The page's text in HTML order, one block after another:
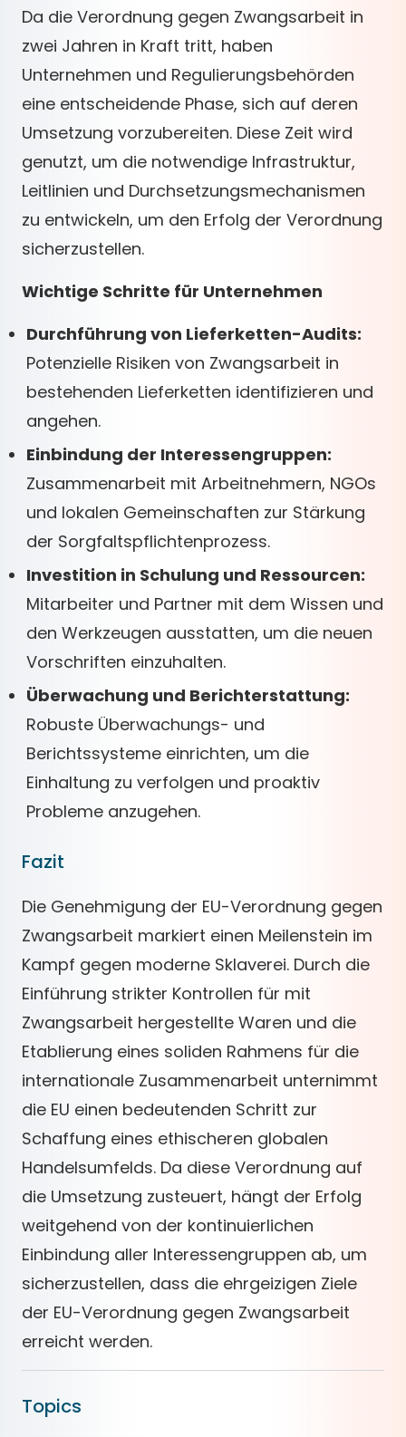
Da die Verordnung gegen Zwangsarbeit in
zwei Jahren in Kraft tritt, haben
Unternehmen und Regulierungsbehörden
eine entscheidende Phase, sich auf deren
Umsetzung vorzubereiten. Diese Zeit wird
genutzt, um die notwendige Infrastruktur,
Leitlinien und Durchsetzungsmechanismen
zu entwickeln, um den Erfolg der Verordnung
sicherzustellen.
Wichtige Schritte für Unternehmen
Durchführung von Lieferketten-Audits:
Potenzielle Risiken von Zwangsarbeit in
bestehenden Lieferketten identifizieren und
angehen.
Einbindung der Interessengruppen:
Zusammenarbeit mit Arbeitnehmern, NGOs
und lokalen Gemeinschaften zur Stärkung
der Sorgfaltspflichtenprozess.
Investition in Schulung und Ressourcen:
Mitarbeiter und Partner mit dem Wissen und
den Werkzeugen ausstatten, um die neuen
Vorschriften einzuhalten.
Überwachung und Berichterstattung:
Robuste Überwachungs- und
Berichtssysteme einrichten, um die
Einhaltung zu verfolgen und proaktiv
Probleme anzugehen.
Fazit
Die Genehmigung der EU-Verordnung gegen
Zwangsarbeit markiert einen Meilenstein im
Kampf gegen moderne Sklaverei. Durch die
Einführung strikter Kontrollen für mit
Zwangsarbeit hergestellte Waren und die
Etablierung eines soliden Rahmens für die
internationale Zusammenarbeit unternimmt
die EU einen bedeutenden Schritt zur
Schaffung eines ethischeren globalen
Handelsumfelds. Da diese Verordnung auf
die Umsetzung zusteuert, hängt der Erfolg
weitgehend von der kontinuierlichen
Einbindung aller Interessengruppen ab, um
sicherzustellen, dass die ehrgeizigen Ziele
der EU-Verordnung gegen Zwangsarbeit
erreicht werden.
Topics